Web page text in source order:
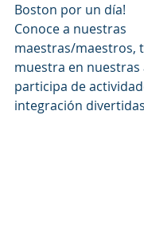
Boston por un día!
Conoce a nuestras
maestras/maestros,
muestra en nuestras
participa de
integración